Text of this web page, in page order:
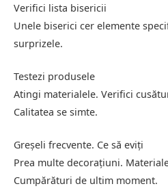
Verifici lista bisericii
Unele biserici cer elemente
surprizele.
Testezi produsele
Atingi materialele. Verifici
Calitatea se simte.
Greșeli frecvente. Ce să eviți
Prea multe decorațiuni.
Cumpărături de ultim moment.